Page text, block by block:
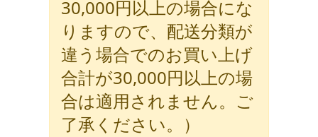
30,000円以上の場合にな
りますので、配送分類が
違う場合でのお買い上げ
合計が30,000円以上の場
合は適用されません。ご
了承ください。）